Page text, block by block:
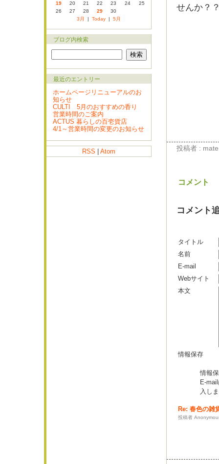
せんか？
投稿者 :
コメント
コメント
タイトル
名前
E-mail
Webサイト
本文
情報保存
情報
E-
入し
Re: 春色の
投稿者
19
20 21 22 23 24
25
26
27 28 29
30
3月
| Today | 5月
ブログ内検索
最近のエントリー
ホームページリニューアルのお
知らせ
CULTI 5月のおすすめの香り
営業時間のご案内
ACTUS 暮らしの百壱貨店
4/1～営業時間の変更のお知らせ
RSS Atom